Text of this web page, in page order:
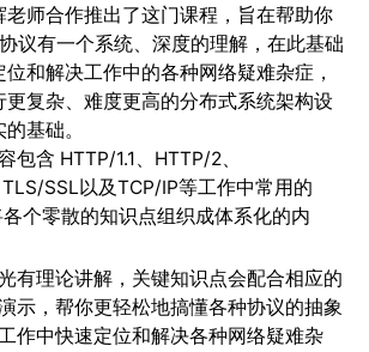
老师合作推出了这门课程，旨在帮助你
议有一个系统、深度的理解，在此基础
位和解决工作中的各种网络疑难杂症，
更复杂、难度更高的分布式系统架构设
基础。
包含 HTTP/1.1、HTTP/2、
SSL以及TCP/IP等工作中常用的
个零散的知识点组织成体系化的内
有理论讲解，关键知识点会配合相应的
示，帮你更轻松地搞懂各种协议的抽象
作中快速定位和解决各种网络疑难杂